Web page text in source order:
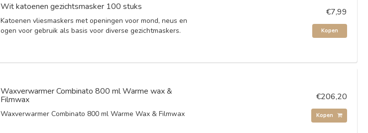
Wit katoenen gezichtsmasker 100 stuks
Katoenen vliesmaskers met openingen voor mond, neus en
ogen voor gebruik als basis voor diverse gezichtmaskers.
€7,99
Kopen
Waxverwarmer Combinato 800 ml Warme wax &
Filmwax
Waxverwarmer Combinato 800 ml Warme Wax & Filmwax
€206,20
Kopen